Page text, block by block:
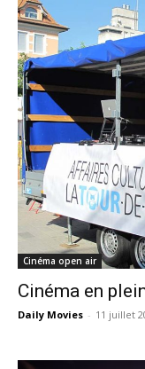
Cinéma open air
Cinéma en
Daily Movies - 11 juillet